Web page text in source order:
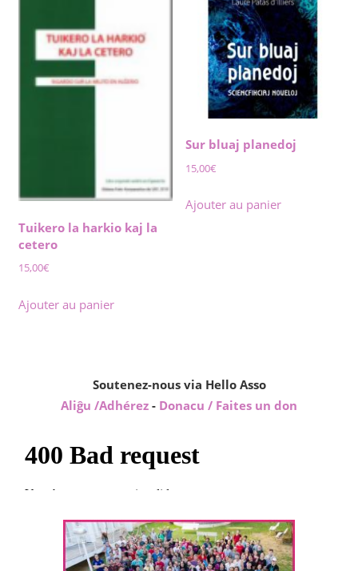
Tuikero la harkio kaj la
cetero
15,00€
Ajouter au panier
Sur bluaj planedoj
15,00€
Ajouter au panier
Soutenez-nous via Hello Asso
Aliĝu /Adhérez - Donacu / Faites un don